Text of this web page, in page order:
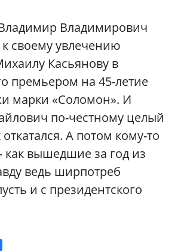
Владимирович
своему увлечению
Касьянову в
премьером на 45-летие
марки «Соломон». И
по-честному целый
А потом кому-то
вышедшие за год из
ведь ширпотреб
и с президентского